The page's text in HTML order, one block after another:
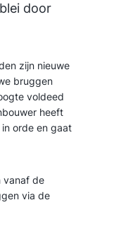
door
zijn nieuwe
bruggen
voldeed
heeft
orde en gaat
vanaf de
via de